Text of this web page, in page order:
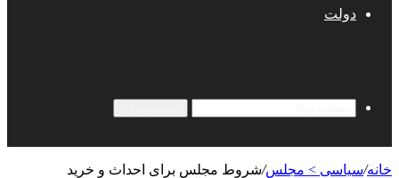
دولت
خانه/سیاسی > مجلس/شروط مجلس برای احداث و خرید